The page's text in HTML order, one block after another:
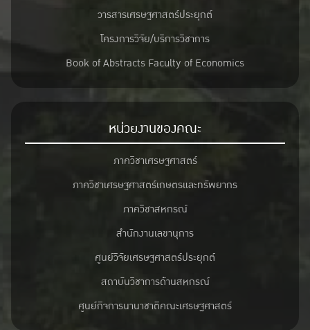
วารสารเศรษฐศาสตร์ประยุกต์
โครงการวิจัย/บริการวิชาการ
Book of Abstracts Faculty of Economics
หน่วยงานของคณะ
ภาควิชาเศรษฐศาสตร์
ภาควิชาเศรษฐศาสตร์เกษตรและทรัพยากร
ภาควิชาสหกรณ์
สำนักงานเลขานุการ
ศูนย์วิจัยเศรษฐศาสตร์ประยุกต์
สถาบันวิชาการด้านสหกรณ์
ศูนย์กิจการนานาชาติคณะเศรษฐศาสตร์